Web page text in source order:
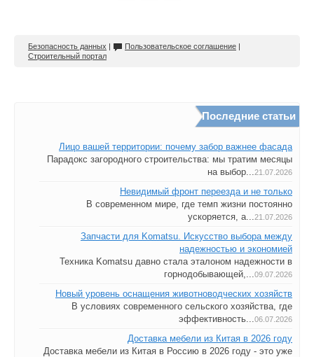
Безопасность данных | Пользовательское соглашение |
Строительный портал
Последние статьи
Лицо вашей территории: почему забор важнее фасада
Парадокс загородного строительства: мы тратим месяцы
на выбор...21.07.2026
Невидимый фронт переезда и не только
В современном мире, где темп жизни постоянно
ускоряется, а...21.07.2026
Запчасти для Komatsu. Искусство выбора между
надежностью и экономией
Техника Komatsu давно стала эталоном надежности в
горнодобывающей,...09.07.2026
Новый уровень оснащения животноводческих хозяйств
В условиях современного сельского хозяйства, где
эффективность...06.07.2026
Доставка мебели из Китая в 2026 году
Доставка мебели из Китая в Россию в 2026 году - это уже